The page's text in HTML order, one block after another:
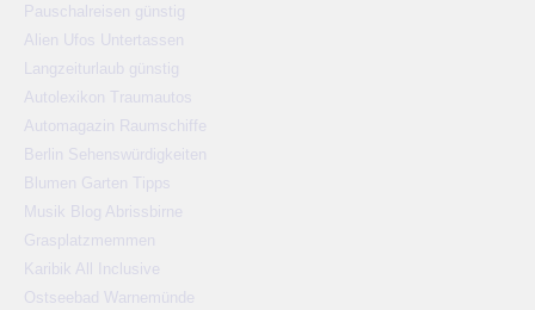
Pauschalreisen günstig
Alien Ufos Untertassen
Langzeiturlaub günstig
Autolexikon Traumautos
Automagazin Raumschiffe
Berlin Sehenswürdigkeiten
Blumen Garten Tipps
Musik Blog Abrissbirne
Grasplatzmemmen
Karibik All Inclusive
Ostseebad Warnemünde